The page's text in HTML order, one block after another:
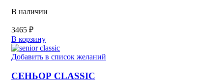
В наличии
3465 ₽
В корзину
Добавить в список желаний
СЕНЬОР CLASSIC